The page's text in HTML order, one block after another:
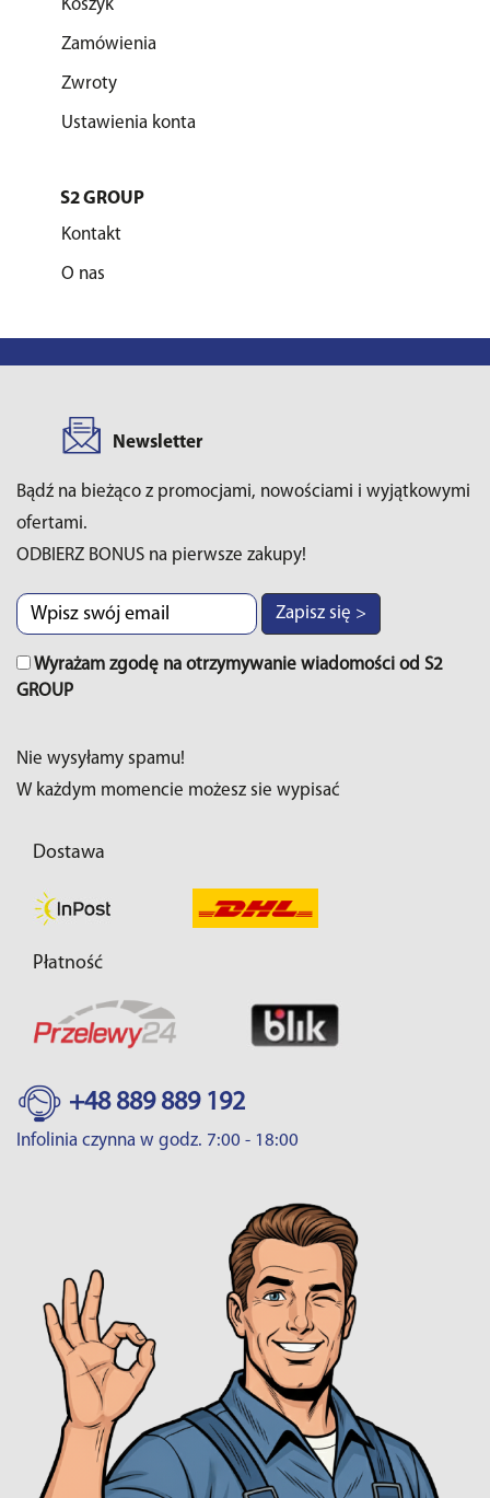
Koszyk
Zamówienia
Zwroty
Ustawienia konta
S2 GROUP
Kontakt
O nas
Newsletter
Bądź na bieżąco z promocjami, nowościami i wyjątkowymi
ofertami.
ODBIERZ BONUS na pierwsze zakupy!
Zapisz się >
Wyrażam zgodę na otrzymywanie wiadomości od S2
GROUP
Nie wysyłamy spamu!
W każdym momencie możesz sie wypisać
Dostawa
Płatność
+48 889 889 192
Infolinia czynna w godz. 7:00 - 18:00